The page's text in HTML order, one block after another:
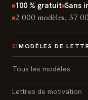
100 % gratuit Sans
2 000 modèles, 37
01 MODÈLES DE
Tous les modèles
Lettres de motivation